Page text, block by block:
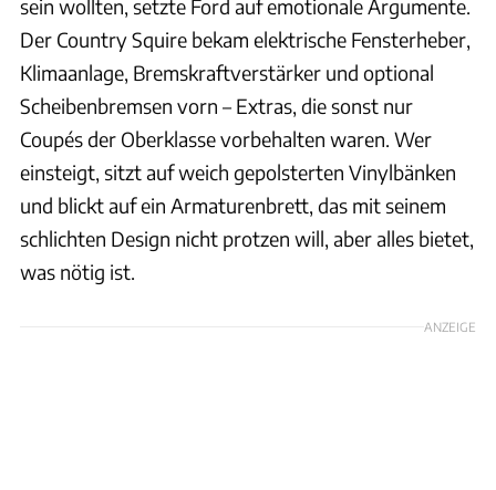
sein wollten, setzte Ford auf emotionale Argumente.
Der Country Squire bekam elektrische Fensterheber,
Klimaanlage, Bremskraftverstärker und optional
Scheibenbremsen vorn – Extras, die sonst nur
Coupés der Oberklasse vorbehalten waren. Wer
einsteigt, sitzt auf weich gepolsterten Vinylbänken
und blickt auf ein Armaturenbrett, das mit seinem
schlichten Design nicht protzen will, aber alles bietet,
was nötig ist.
ANZEIGE